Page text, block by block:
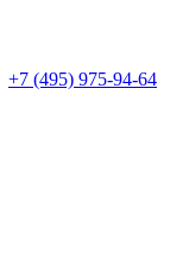
+7 (495) 975-94-64